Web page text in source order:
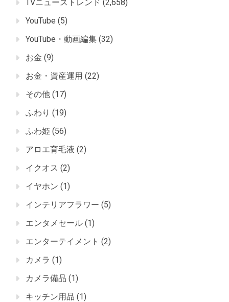
TVニューストレンド (2,658)
YouTube (5)
YouTube・動画編集 (32)
お金 (9)
お金・資産運用 (22)
その他 (17)
ふわり (19)
ふわ姫 (56)
アロエ育毛液 (2)
イクオス (2)
イヤホン (1)
インテリアフラワー (5)
エンタメセール (1)
エンターテイメント (2)
カメラ (1)
カメラ備品 (1)
キッチン用品 (1)